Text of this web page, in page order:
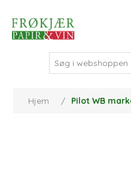
Hjem / Pilot WB